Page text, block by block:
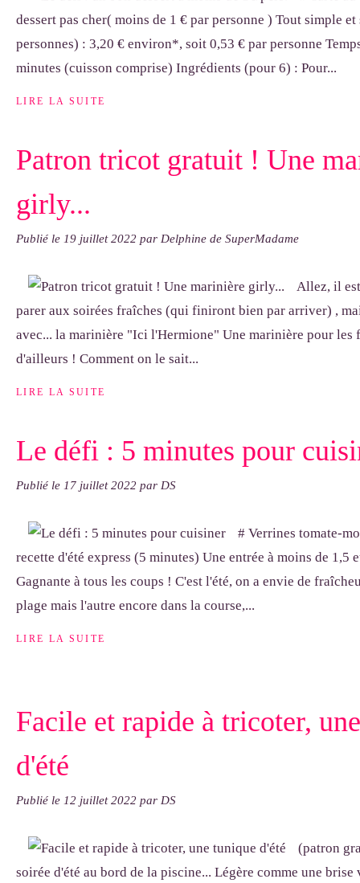
dessert pas cher( moins de 1 € par personne ) Tout simple
personnes) : 3,20 € environ*, soit 0,53 € par personne
minutes (cuisson comprise) Ingrédients (pour 6) : Pour...
LIRE LA SUITE
Patron tricot gratuit ! Une
girly...
Publié le 19 juillet 2022 par Delphine de SuperMadame
Allez, il
parer aux soirées fraîches (qui finiront bien par arriver) ,
avec... la marinière "Ici l'Hermione" Une marinière pour les
d'ailleurs ! Comment on le sait...
LIRE LA SUITE
Le défi : 5 minutes pour
Publié le 17 juillet 2022 par DS
# Verrines tomate-
recette d'été express (5 minutes) Une entrée à moins de 1,5
Gagnante à tous les coups ! C'est l'été, on a envie de
plage mais l'autre encore dans la course,...
LIRE LA SUITE
Facile et rapide à tricoter,
d'été
Publié le 12 juillet 2022 par DS
(patron
soirée d'été au bord de la piscine... Légère comme une